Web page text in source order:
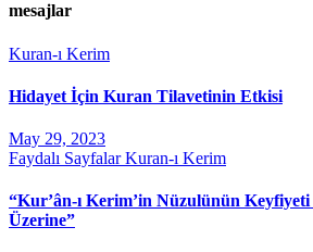
mesajlar
Kuran-ı Kerim
Hidayet İçin Kuran Tilavetinin Etkisi
May 29, 2023
Faydalı SayfalarKuran-ı Kerim
“Kur’ân-ı Kerim’in Nüzulünün
Üzerine”